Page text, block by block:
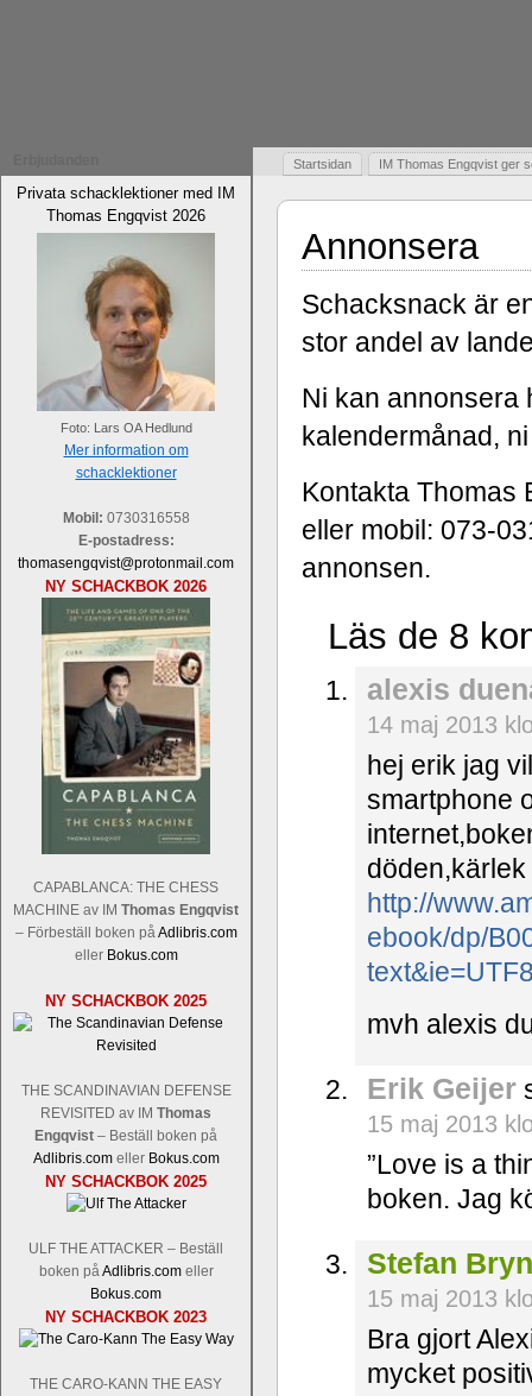
Privata schacklektioner med IM
Thomas Engqvist 2026
Foto: Lars OA Hedlund
Mer information om
schacklektioner
Mobil: 0730316558
E-postadress:
thomasengqvist@protonmail.com
NY SCHACKBOK 2026
CAPABLANCA: THE CHESS
MACHINE av IM Thomas Engqvist
– Förbeställ boken påAdlibris.com
eller Bokus.com
NY SCHACKBOK 2025
THE SCANDINAVIAN DEFENSE
REVISITED av IM Thomas
Engqvist – Beställ boken på
Adlibris.comeller Bokus.com
NY SCHACKBOK 2025
ULF THE ATTACKER – Beställ
boken påAdlibris.comeller
Bokus.com
NY SCHACKBOK 2023
THE CARO-KANN THE EASY
Startsidan IM Thomas Engqvist ger
Annonsera
Schacksnack är
stor andel av
Ni kan annonsera
kalendermånad,
Kontakta Thomas
eller mobil: 073-
annonsen.
Läs de 8
alexis
14 maj 2013
hej erik jag
smartphone
http://
ebook/dp/
mvh alexis
Erik Geijer
15 maj 2013
”Love is a
boken. Jag
Stefan
15 maj 2013
Bra gjort
mycket